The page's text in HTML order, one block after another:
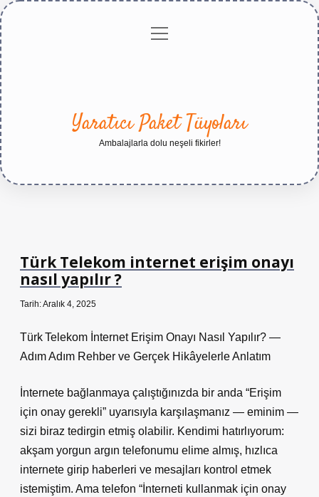
Gizlilikmenüyü
Yaratıcı Paket Tüyoları
Ambalajlarla dolu neşeli fikirler!
Türk Telekom internet erişim onayı
nasıl yapılır ?
Tarih: Aralık 4, 2025
Türk Telekom İnternet Erişim Onayı Nasıl Yapılır? —
Adım Adım Rehber ve Gerçek Hikâyelerle Anlatım
İnternete bağlanmaya çalıştığınızda bir anda “Erişim
için onay gerekli” uyarısıyla karşılaşmanız — eminim —
sizi biraz tedirgin etmiş olabilir. Kendimi hatırlıyorum:
akşam yorgun argın telefonumu elime almış, hızlıca
internete girip haberleri ve mesajları kontrol etmek
istemiştim. Ama telefon “İnterneti kullanmak için onay